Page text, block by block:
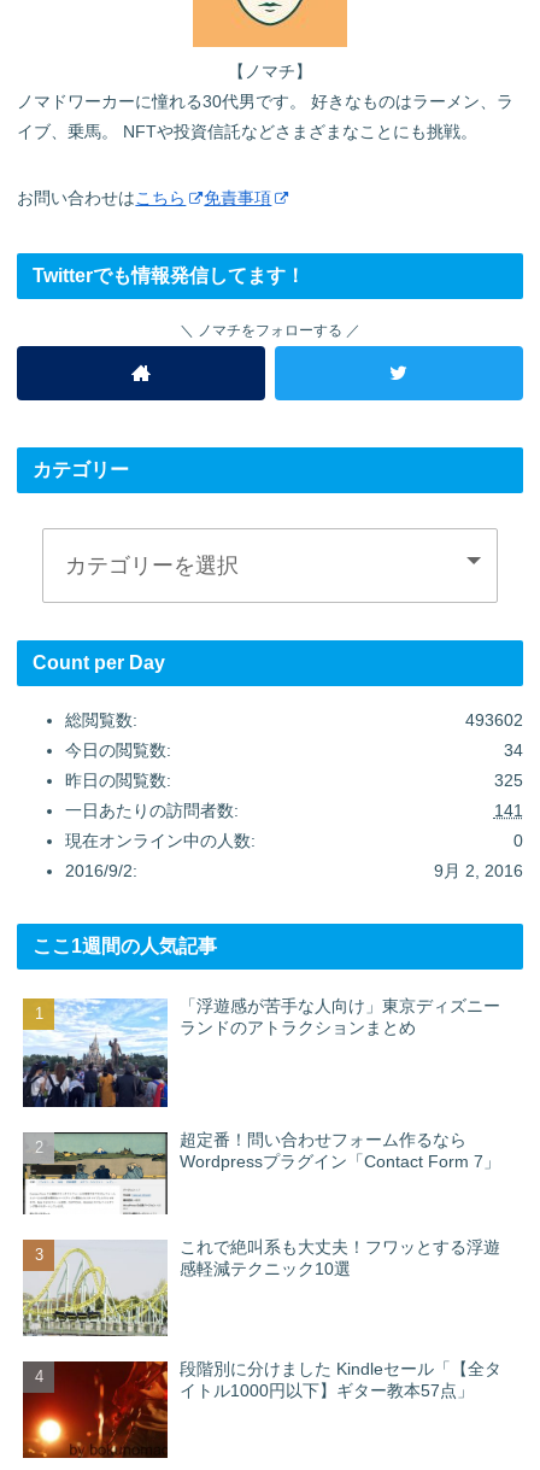
【ノマチ】
ノマドワーカーに憧れる30代男です。 好きなものはラーメン、ラ
イブ、乗馬。 NFTや投資信託などさまざまなことにも挑戦。
お問い合わせはこちら 免責事項
Twitterでも情報発信してます！
ノマチをフォローする
カテゴリー
Count per Day
493602
総閲覧数:
34
今日の閲覧数:
325
昨日の閲覧数:
141
一日あたりの訪問者数:
0
現在オンライン中の人数:
9月 2, 2016
2016/9/2:
ここ1週間の人気記事
「浮遊感が苦手な人向け」東京ディズニー
ランドのアトラクションまとめ
超定番！問い合わせフォーム作るなら
Wordpressプラグイン「Contact Form 7」
これで絶叫系も大丈夫！フワッとする浮遊
感軽減テクニック10選
段階別に分けました Kindleセール「【全タ
イトル1000円以下】ギター教本57点」